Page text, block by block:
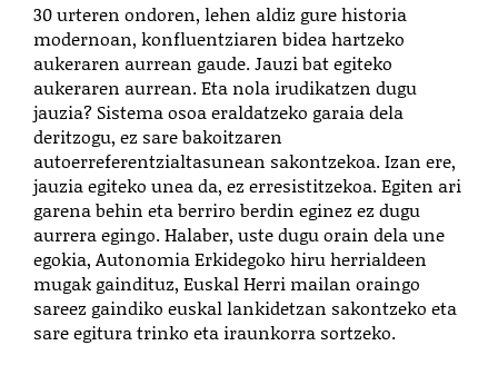
30 urteren ondoren, lehen aldiz gure historia
modernoan, konfluentziaren bidea hartzeko
aukeraren aurrean gaude. Jauzi bat egiteko
aukeraren aurrean. Eta nola irudikatzen dugu
jauzia? Sistema osoa eraldatzeko garaia dela
deritzogu, ez sare bakoitzaren
autoerreferentzialtasunean sakontzekoa. Izan ere,
jauzia egiteko unea da, ez erresistitzekoa. Egiten ari
garena behin eta berriro berdin eginez ez dugu
aurrera egingo. Halaber, uste dugu orain dela une
egokia, Autonomia Erkidegoko hiru herrialdeen
mugak gaindituz, Euskal Herri mailan oraingo
sareez gaindiko euskal lankidetzan sakontzeko eta
sare egitura trinko eta iraunkorra sortzeko.